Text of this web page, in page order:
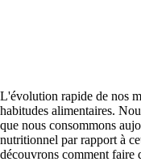
L'évolution rapide de nos
habitudes alimentaires.
que nous consommons
nutritionnel par rapport à
découvrons comment faire